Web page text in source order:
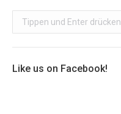
Search:
Like us on Facebook!